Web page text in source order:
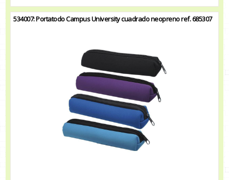
534007: Portatodo Campus University cuadrado neopreno ref. 685307